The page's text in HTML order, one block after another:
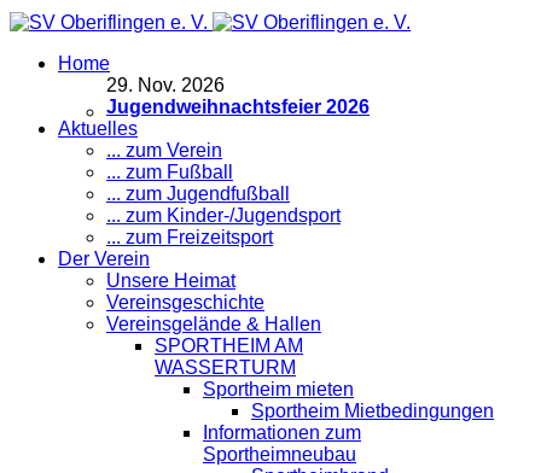
Home
29. Nov. 2026
Jugendweihnachtsfeier 2026
Aktuelles
... zum Verein
... zum Fußball
... zum Jugendfußball
... zum Kinder-/Jugendsport
... zum Freizeitsport
Der Verein
Unsere Heimat
Vereinsgeschichte
Vereinsgelände & Hallen
SPORTHEIM AM
WASSERTURM
Sportheim mieten
Sportheim Mietbedingungen
Informationen zum
Sportheimneubau